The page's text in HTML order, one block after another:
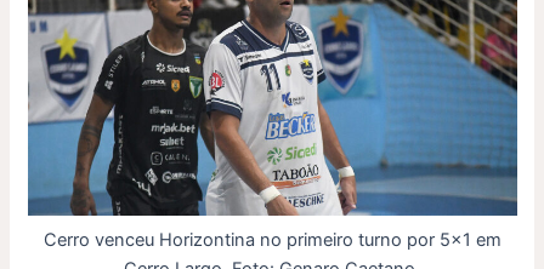
Cerro venceu Horizontina no primeiro turno por 5×1 em